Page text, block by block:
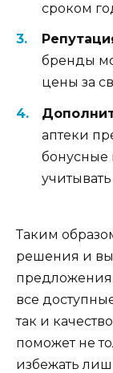
сроком
бренды
цены за
аптеки
бонусные
Таким
решения и
предложения
все
так и
поможет не
избежать